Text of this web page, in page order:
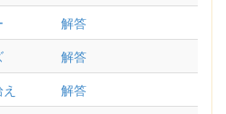
解答
解答
解答